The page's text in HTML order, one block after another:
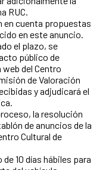
RUC.
en cuenta propuestas
en este anuncio.
el plazo, se
público de
del Centro
de Valoración
y adjudicará el
la resolución
de anuncios de la
Cultural de
10 días hábiles para